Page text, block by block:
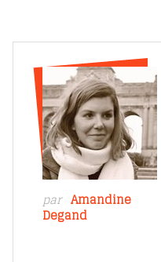
par Amandine
Degand